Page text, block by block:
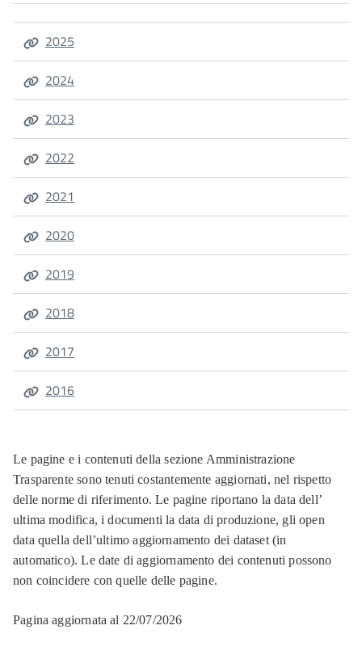
I° trimestre
2° trimestre
2025
2024
2023
2022
2021
2020
2019
2018
2017
2016
Le pagine e i contenuti della sezione Amministrazione
Trasparente sono tenuti costantemente aggiornati, nel rispetto
delle norme di riferimento. Le pagine riportano la data dell’
ultima modifica, i documenti la data di produzione, gli open
data quella dell’ultimo aggiornamento dei dataset (in
automatico). Le date di aggiornamento dei contenuti possono
non coincidere con quelle delle pagine.
Pagina aggiornata al 22/07/2026